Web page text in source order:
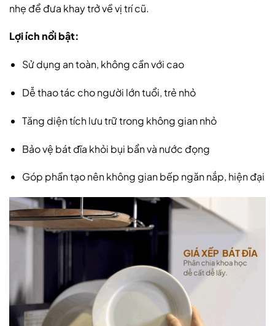
nhẹ để đưa khay trở về vị trí cũ.
Lợi ích nổi bật:
Sử dụng an toàn, không cần với cao
Dễ thao tác cho người lớn tuổi, trẻ nhỏ
Tăng diện tích lưu trữ trong không gian nhỏ
Bảo vệ bát đĩa khỏi bụi bẩn và nước đọng
Góp phần tạo nên không gian bếp ngăn nắp, hiện đại